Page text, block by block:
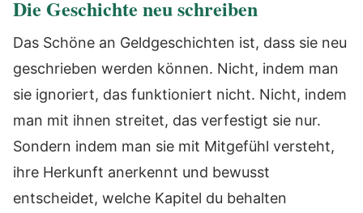
Die Geschichte neu schreiben
Das Schöne an Geldgeschichten ist, dass sie neu
geschrieben werden können. Nicht, indem man
sie ignoriert, das funktioniert nicht. Nicht, indem
man mit ihnen streitet, das verfestigt sie nur.
Sondern indem man sie mit Mitgefühl versteht,
ihre Herkunft anerkennt und bewusst
entscheidet, welche Kapitel du behalten